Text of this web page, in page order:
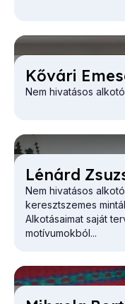
Kő­vá­ri
Nem hivatásos alkotó
Lé­nárd
Nem hivatásos
keresztszemes
Alkotásaimat saját
motívumokból...